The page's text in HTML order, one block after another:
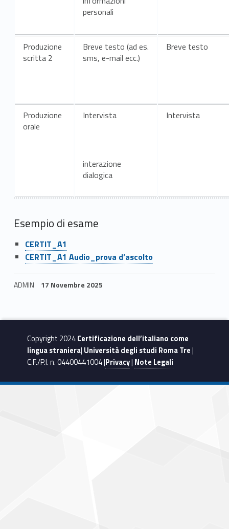
personali
Produzione
scritta2
Breve testo (ad es.
sms, e-mail ecc.)
Breve testo
Produzione
orale
Intervista
interazione
dialogica
Intervista
Esempio di esame
Link identifier #identifier__38660-3
CERTIT_A1
Link identifier #identifier__147480-4
CERTIT_A1 Audio_prova d’ascolto
ADMIN 17 Novembre 2025
Copyright 2024Certificazione dell’italiano come
lingua straniera| Università degli studi Roma Tre|
C.F./P.I. n. 04400441004 |Privacy| Note Legali